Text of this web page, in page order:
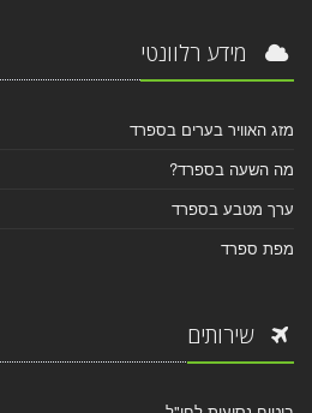
מידע רלוונטי
מזג האוויר בערים בספרד
מה השעה בספרד?
ערך מטבע בספרד
מפת ספרד
שירותים